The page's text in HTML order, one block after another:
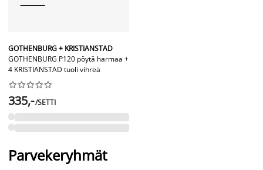
GOTHENBURG + KRISTIANSTAD
GOTHENBURG P120 pöytä harmaa +
4 KRISTIANSTAD tuoli vihreä






335,-/SETTI
Parvekeryhmät